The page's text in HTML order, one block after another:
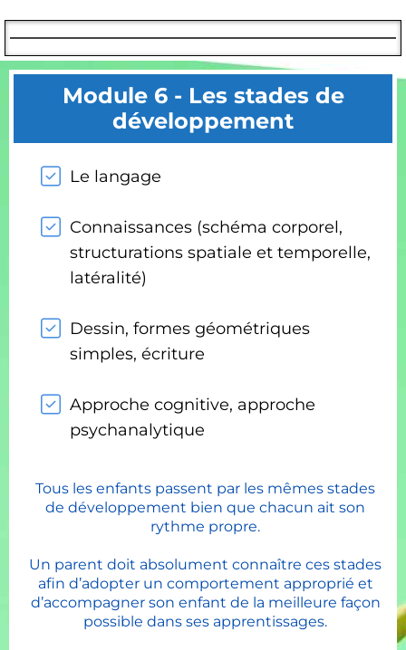
Module 6 - Les stades de
développement
Le langage
Connaissances (schéma corporel,
structurations spatiale et temporelle,
latéralité)
Dessin, formes géométriques
simples, écriture
Approche cognitive, approche
psychanalytique
Tous les enfants passent par les mêmes stades
de développement bien que chacun ait son
rythme propre.
Un parent doit absolument connaître ces stades
afin d’adopter un comportement approprié et
d’accompagner son enfant de la meilleure façon
possible dans ses apprentissages.